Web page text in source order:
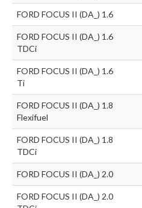
FORD FOCUS II (DA_) 1.6
FORD FOCUS II (DA_) 1.6
TDCi
FORD FOCUS II (DA_) 1.6
Ti
FORD FOCUS II (DA_) 1.8
Flexifuel
FORD FOCUS II (DA_) 1.8
TDCi
FORD FOCUS II (DA_) 2.0
FORD FOCUS II (DA_) 2.0